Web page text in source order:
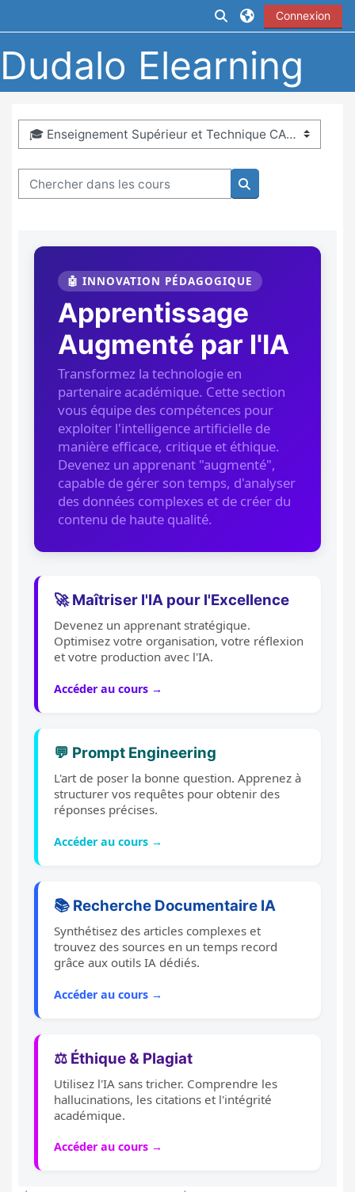
Activer/désactiver
Connexion
Dudalo Elearning
Catégories de cours
Chercher dans les cours
Chercher dans les
🤖 INNOVATION PÉDAGOGIQUE
Apprentissage
Augmenté par l'IA
Transformez la technologie en
partenaire académique. Cette section
vous équipe des compétences pour
exploiter l'intelligence artificielle de
manière efficace, critique et éthique.
Devenez un apprenant "augmenté",
capable de gérer son temps, d'analyser
des données complexes et de créer du
contenu de haute qualité.
🚀 Maîtriser l'IA pour l'Excellence
Devenez un apprenant stratégique.
Optimisez votre organisation, votre réflexion
et votre production avec l'IA.
Accéder au cours →
💬 Prompt Engineering
L'art de poser la bonne question. Apprenez à
structurer vos requêtes pour obtenir des
réponses précises.
Accéder au cours →
📚 Recherche Documentaire IA
Synthétisez des articles complexes et
trouvez des sources en un temps record
grâce aux outils IA dédiés.
Accéder au cours →
⚖️ Éthique & Plagiat
Utilisez l'IA sans tricher. Comprendre les
hallucinations, les citations et l'intégrité
académique.
Accéder au cours →